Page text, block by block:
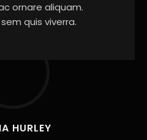
ornare aliquam.
quis viverra.
HURLEY